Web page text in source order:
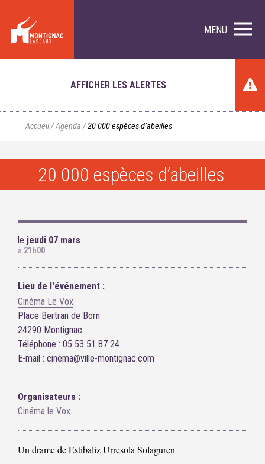
MENU
AFFICHER LES ALERTES
Accueil/Agenda /20 000 espèces d’abeilles
20 000 espèces d’abeilles
le jeudi 07 mars
à 21h00
Lieu de l'événement :
Cinéma Le Vox
Place Bertran de Born
24290 Montignac
Téléphone : 05 53 51 87 24
E-mail : cinema@ville-montignac.com
Organisateurs :
Cinéma le Vox
Un drame de Estibaliz Urresola Solaguren